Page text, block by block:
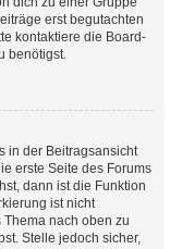
erst begutachten
kontaktiere die Board-
benötigst.
in der Beitragsansicht
erste Seite des Forums
dann ist die Funktion
ist nicht
nach oben zu
Stelle jedoch sicher,